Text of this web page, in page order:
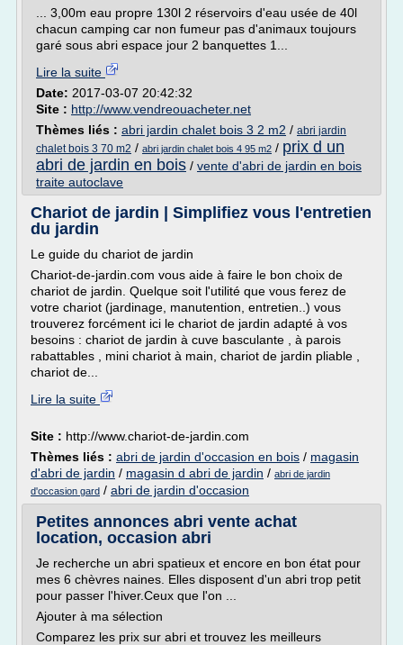
... 3,00m eau propre 130l 2 réservoirs d'eau usée de 40l
chacun camping car non fumeur pas d'animaux toujours
garé sous abri espace jour 2 banquettes 1...
Lire la suite
Date: 2017-03-07 20:42:32
Site : http://www.vendreouacheter.net
Thèmes liés : abri jardin chalet bois 3 2 m2 / abri jardin
chalet bois 3 70 m2 / abri jardin chalet bois 4 95 m2 / prix d un
abri de jardin en bois / vente d'abri de jardin en bois
traite autoclave
Chariot de jardin | Simplifiez vous l'entretien
du jardin
Le guide du chariot de jardin
Chariot-de-jardin.com vous aide à faire le bon choix de
chariot de jardin. Quelque soit l'utilité que vous ferez de
votre chariot (jardinage, manutention, entretien..) vous
trouverez forcément ici le chariot de jardin adapté à vos
besoins : chariot de jardin à cuve basculante , à parois
rabattables , mini chariot à main, chariot de jardin pliable ,
chariot de...
Lire la suite
Site : http://www.chariot-de-jardin.com
Thèmes liés : abri de jardin d'occasion en bois / magasin
d'abri de jardin / magasin d abri de jardin / abri de jardin
d'occasion gard / abri de jardin d'occasion
Petites annonces abri vente achat
location, occasion abri
Je recherche un abri spatieux et encore en bon état pour
mes 6 chèvres naines. Elles disposent d'un abri trop petit
pour passer l'hiver.Ceux que l'on ...
Ajouter à ma sélection
Comparez les prix sur abri et trouvez les meilleurs